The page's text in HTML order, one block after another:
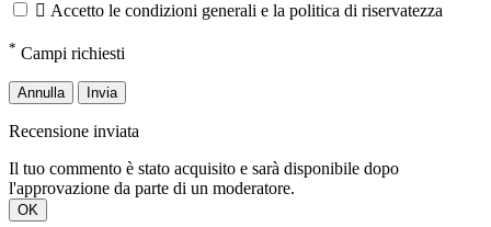
 Accetto le condizioni generali e la politica di riservatezza
* Campi richiesti
Annulla Invia
Recensione inviata
Il tuo commento è stato acquisito e sarà disponibile dopo
l'approvazione da parte di un moderatore.
OK